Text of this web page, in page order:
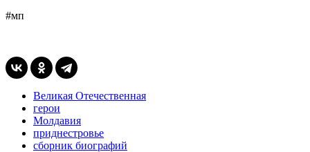
#мп
Великая Отечественная
герои
Молдавия
приднестровье
сборник биографий